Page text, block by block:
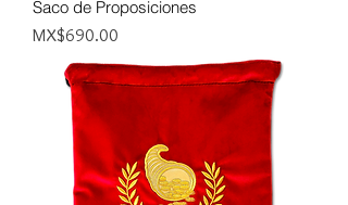
Saco de Proposiciones
Price
MX$690.00